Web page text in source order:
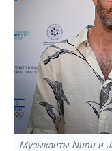
Музыканты Nunu и